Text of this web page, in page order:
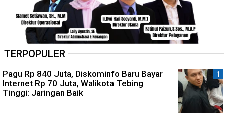
TERPOPULER
Pagu Rp 840 Juta, Diskominfo Baru Bayar
Internet Rp 70 Juta, Walikota Tebing
Tinggi: Jaringan Baik